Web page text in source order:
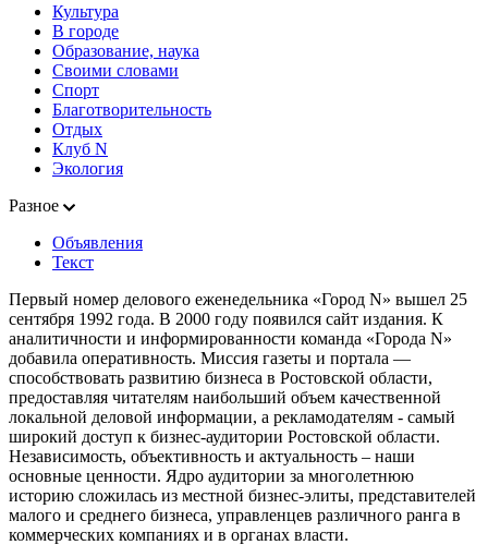
Культура
В городе
Образование, наука
Своими словами
Спорт
Благотворительность
Отдых
Клуб N
Экология
Разное
Объявления
Текст
Первый номер делового еженедельника «Город N» вышел 25
сентября 1992 года. В 2000 году появился сайт издания. К
аналитичности и информированности команда «Города N»
добавила оперативность. Миссия газеты и портала —
способствовать развитию бизнеса в Ростовской области,
предоставляя читателям наибольший объем качественной
локальной деловой информации, а рекламодателям - самый
широкий доступ к бизнес-аудитории Ростовской области.
Независимость, объективность и актуальность – наши
основные ценности. Ядро аудитории за многолетнюю
историю сложилась из местной бизнес-элиты, представителей
малого и среднего бизнеса, управленцев различного ранга в
коммерческих компаниях и в органах власти.